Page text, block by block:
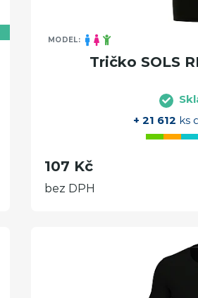
Tričko SOLS
+ 21 612 ks
107 Kč
bez DPH
MODEL: